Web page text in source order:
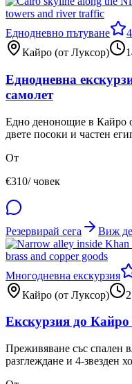
Еднодневно пътуване
Кайро (от Луксор)
Еднодневна
самолет
Едно денонощие в Кайро
двете посоки и частен
От
€310/ човек
Резервирай сега Виж
Многодневна екскурзия
Кайро (от Луксор)
Екскурзия до
Преживяване със спален
разглеждане и 4-звезден